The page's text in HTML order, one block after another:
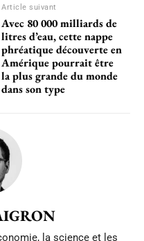
Article suivant
Avec 80 000 milliards de
litres d’eau, cette nappe
phréatique découverte en
Amérique pourrait être
la plus grande du monde
dans son type
la science et les